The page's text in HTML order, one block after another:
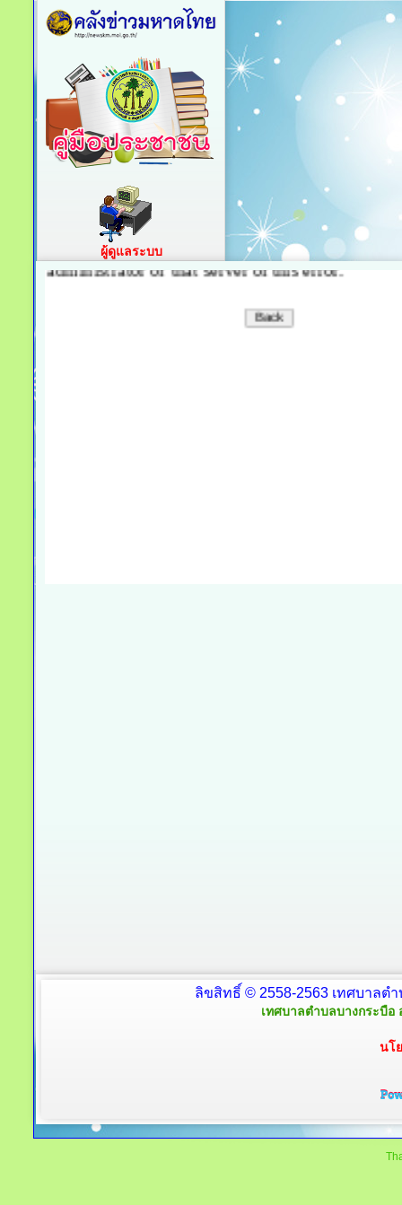
ผู้ดูแลระบบ
ลิขสิทธิ์ © 2558-2563 เทศบาลต
เทศบาลตำบลบางกระบือ
นโ